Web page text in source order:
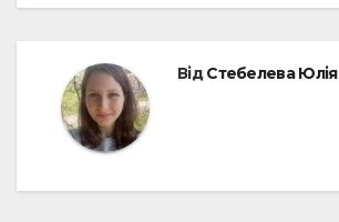
ВідСтебелева Юлія